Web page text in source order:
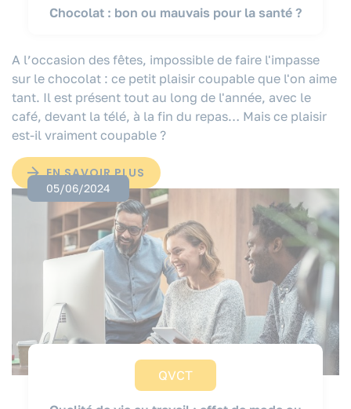
Chocolat : bon ou mauvais pour la santé ?
A l’occasion des fêtes, impossible de faire l'impasse
sur le chocolat : ce petit plaisir coupable que l'on aime
tant. Il est présent tout au long de l'année, avec le
café, devant la télé, à la fin du repas… Mais ce plaisir
est-il vraiment coupable ?
EN SAVOIR PLUS
05/06/2024
QVCT